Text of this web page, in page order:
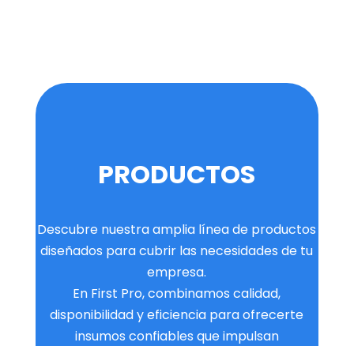
PRODUCTOS
Descubre nuestra amplia línea de productos
diseñados para cubrir las necesidades de tu
empresa.
En First Pro, combinamos calidad,
disponibilidad y eficiencia para ofrecerte
insumos confiables que impulsan